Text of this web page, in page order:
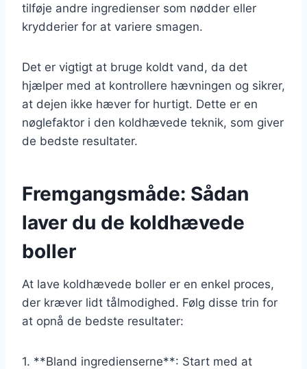
tilføje andre ingredienser som nødder eller
krydderier for at variere smagen.
Det er vigtigt at bruge koldt vand, da det
hjælper med at kontrollere hævningen og sikrer,
at dejen ikke hæver for hurtigt. Dette er en
nøglefaktor i den koldhævede teknik, som giver
de bedste resultater.
Fremgangsmåde: Sådan
laver du de koldhævede
boller
At lave koldhævede boller er en enkel proces,
der kræver lidt tålmodighed. Følg disse trin for
at opnå de bedste resultater:
1. **Bland ingredienserne**: Start med at